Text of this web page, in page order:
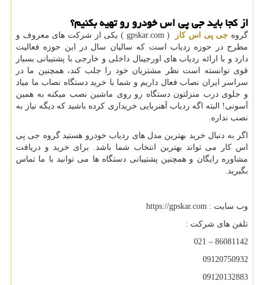
از کجا باید جی پی اس خودرو رو تهیه بکنیم؟
گروه جی پی اس کار ( gpskar.com ) یکی از شرکت های معروف و
مطرح در حوزه ردیاب است که سالیان سال در این حوزه فعالیت
دارد و با ارائه ردیاب های اورجینال داخلی و خارجی با پشتیبانی بسیار
قوی توانسته است نظر مشتریان خود را جلب کند، همچنین ما در
سراسر ایران نصاب فعال داریم و شما با خرید دستگاه نصاب ما میاد
و جلوی درب منزلتون دستگاه رو روی ماشین نصب میکنه به همین
آسونی! البته اگه ردیاب آهنربایی خریداری کرده باشید که دیگه نیاز به
نصب نداره.
اگر به دنبال خرید بهترین مدل های ردیاب خودرو هستید گروه جی پی
اس کار می تواند بهترین انتخاب شما باشد. برای خرید و دریافت
مشاوره رایگان و همچنین پشتیبانی دستگاه ها می توانید با ما تماس
بگیرید.
وب سایت : https://gpskar.com
تلفن های شرکت :
86081142 – 021
09120750932
09120132883